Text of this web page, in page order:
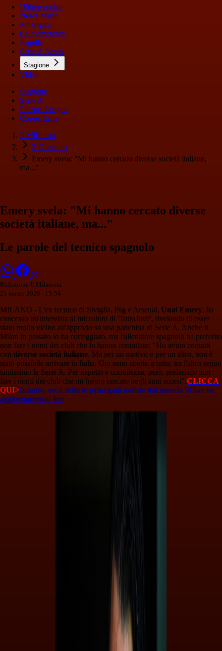
Ultime notizie
News Milan
Rassegna
Calciomercato
Pagelle
Serie A News
Stagione
Video
Stagione
Serie A
Europa League
Coppa Italia
Il Milanista
Z.Gazzanet
Emery svela: "Mi hanno cercato diverse società italiane,
ma..."
Emery svela: "Mi hanno cercato diverse
società italiane, ma..."
Le parole del tecnico spagnolo
Redazione Il Milanista
21 marzo 2020 - 15:54
MILANO - L'ex tecnico di Siviglia, Psg e Arsenal, Unai Emery, ha
concesso un'intervista ai microfoni di 'TuttoJuve', rivelando di esser
stato molto vicino all'approdo su una panchina di Serie A. Anche il
Milan in passato lo ha corteggiato, ma l'allenatore spagnolo ha preferito
non fare i nomi dei club che lo hanno contattato: "Ho avuto contatti
con diverse società italiane. Ma per un motivo o per un altro, non è
stato possibile arrivare in Italia. Ora sono aperto a tutto, tra l'altro seguo
tantissimo la Serie A. Per rispetto e correttezza, però, preferisco non
fare i nomi dei club che mi hanno cercato negli anni scorsi".CLICCA
QUI>Intanto, ecco tutte le principali notizie dal mondo Milan in
aggiornamento live